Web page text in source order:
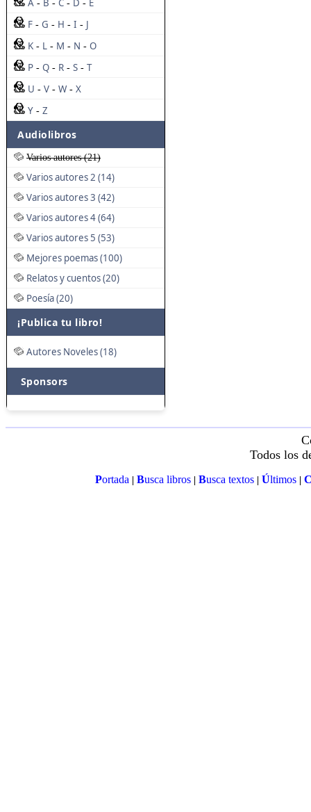
A - B - C - D - E
F - G - H - I - J
K - L - M - N - O
P - Q - R - S - T
U - V - W - X
Y - Z
Audiolibros
Varios autores (21)
Varios autores 2 (14)
Varios autores 3 (42)
Varios autores 4 (64)
Varios autores 5 (53)
Mejores poemas (100)
Relatos y cuentos (20)
Poesía (20)
¡Publica tu libro!
Autores Noveles (18)
Sponsors
Todos los
Portada| Busca libros| Busca textos| Últimos|